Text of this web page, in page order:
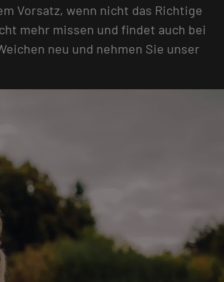
Vorsatz, wenn nicht das Richtige
mehr missen und findet auch bei
neu und nehmen Sie unser